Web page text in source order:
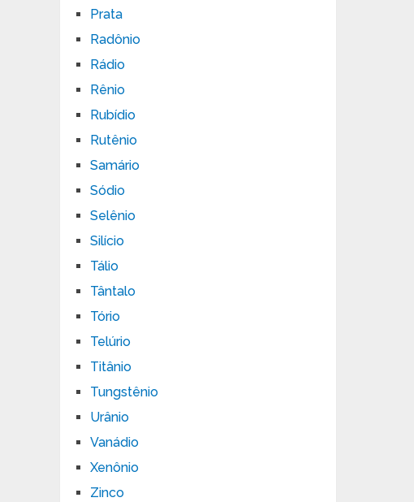
Prata
Radônio
Rádio
Rênio
Rubídio
Rutênio
Samário
Sódio
Selênio
Silício
Tálio
Tântalo
Tório
Telúrio
Titânio
Tungstênio
Urânio
Vanádio
Xenônio
Zinco